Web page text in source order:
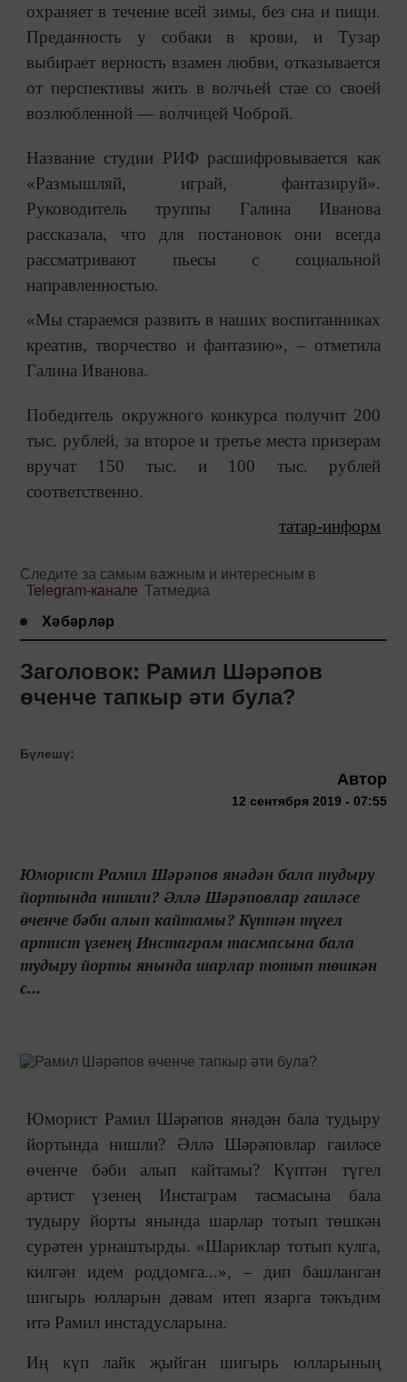
охраняет в течение всей зимы, без сна и пищи.
Преданность у собаки в крови, и Тузар
выбирает верность взамен любви, отказывается
от перспективы жить в волчьей стае со своей
возлюбленной — волчицей Чоброй.
Название студии РИФ расшифровывается как
«Размышляй, играй, фантазируй».
Руководитель труппы Галина Иванова
рассказала, что для постановок они всегда
рассматривают пьесы с социальной
направленностью.
«Мы стараемся развить в наших воспитанниках
креатив, творчество и фантазию», – отметила
Галина Иванова.
Победитель окружного конкурса получит 200
тыс. рублей, за второе и третье места призерам
вручат 150 тыс. и 100 тыс. рублей
соответственно.
татар-информ
Следите за самым важным и интересным в
Telegram-канале Татмедиа
Хәбәрләр
Заголовок: Рамил Шәрәпов
өченче тапкыр әти була?
Бүлешү:
Автор
12 сентября 2019 - 07:55
Юморист Рамил Шәрәпов янәдән бала тудыру
йортында нишли? Әллә Шәрәповлар гаиләсе
өченче бәби алып кайтамы? Күптән түгел
артист үзенең Инстаграм тасмасына бала
тудыру йорты янында шарлар тотып төшкән
с...
Юморист Рамил Шәрәпов янәдән бала тудыру
йортында нишли? Әллә Шәрәповлар гаиләсе
өченче бәби алып кайтамы? Күптән түгел
артист үзенең Инстаграм тасмасына бала
тудыру йорты янында шарлар тотып төшкән
сурәтен урнаштырды. «Шариклар тотып кулга,
килгән идем роддомга...», – дип башланган
шигырь юлларын дәвам итеп язарга тәкъдим
итә Рамил инстадусларына.
Иң күп лайк җыйган шигырь юлларының